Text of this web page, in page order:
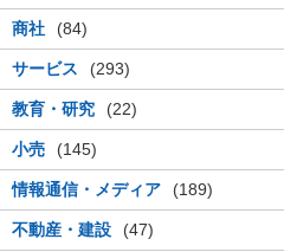
商社 (84)
サービス (293)
教育・研究 (22)
小売 (145)
情報通信・メディア (189)
不動産・建設 (47)